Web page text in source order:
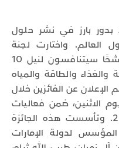
بدور بارز في نشر حلول
العالم. واختارت لجنة
تحكيم الجائزة، قائمة من 30 مرشحًا سيتنافسون لنيل 10
والغذاء والطاقة والمياه
الإعلان عن الفائزين خلال
الاثنين، ضمن فعاليات
أسبوع أبوظبي للاستدامة 2023. وتأسست هذه الجائزة
المؤسس لدولة الإمارات